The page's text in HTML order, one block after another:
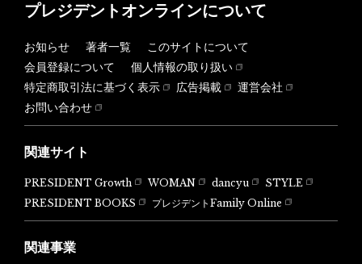
プレジデントオンラインについて
お知らせ 著者一覧
このサイトについて
会員登録について
個人情報の取り扱い
特定商取引法に基づく表示
広告掲載
運営会社
お問い合わせ
関連サイト
PRESIDENT Growth WOMAN dancyu
STYLE
PRESIDENT BOOKS
プレジデントFamily Online
関連事業